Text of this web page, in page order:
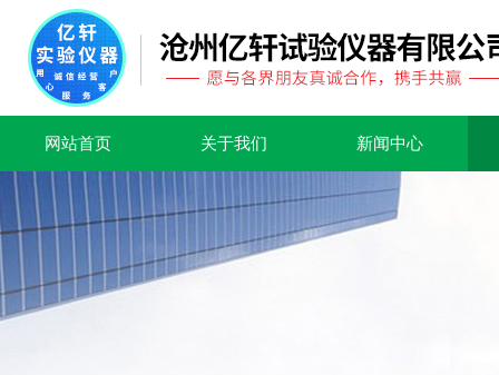
网站首页 关于我们 新闻中心